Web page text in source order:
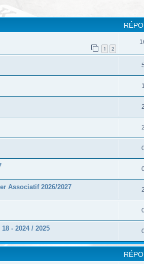
1 2
5
1
2
2
Associatif 2026/2027 2
- 2024 / 2025